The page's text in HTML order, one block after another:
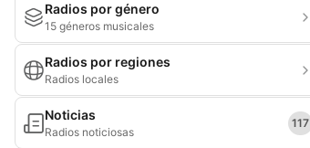
Radios por género
15 géneros musicales
Radios por regiones
Radios locales
Noticias
Radios noticiosas
117